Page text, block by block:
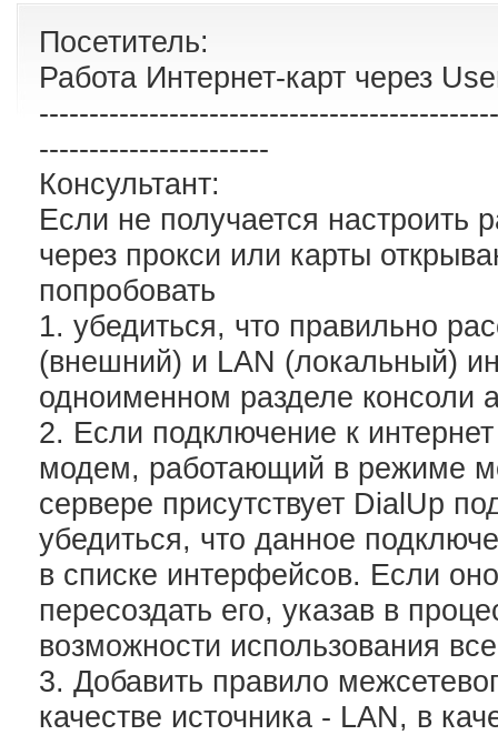
Посетитель:
Работа Интернет-карт через
-----------------------
Консультант:
Если не получается настроить
через прокси или карты
попробовать
1. убедиться, что правильно
(внешний) и LAN (локальный)
одноименном разделе консоли
2. Если подключение к
модем, работающий в режиме
сервере присутствует DialUp
убедиться, что данное
в списке интерфейсов. Если
пересоздать его, указав в
возможности использования
3. Добавить правило
качестве источника - LAN, в